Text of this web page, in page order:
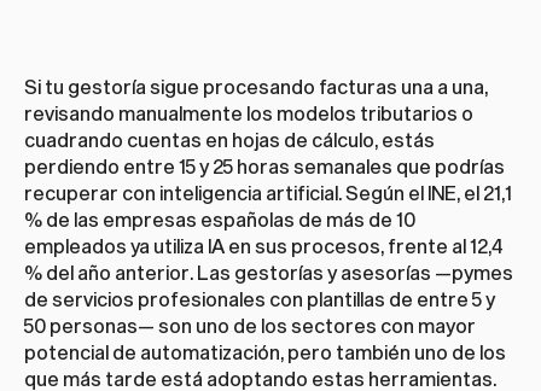
Si tu gestoría sigue procesando facturas una a una,
revisando manualmente los modelos tributarios o
cuadrando cuentas en hojas de cálculo, estás
perdiendo entre 15 y 25 horas semanales que podrías
recuperar con inteligencia artificial. Según el INE, el 21,1
% de las empresas españolas de más de 10
empleados ya utiliza IA en sus procesos, frente al 12,4
% del año anterior. Las gestorías y asesorías —pymes
de servicios profesionales con plantillas de entre 5 y
50 personas— son uno de los sectores con mayor
potencial de automatización, pero también uno de los
que más tarde está adoptando estas herramientas.